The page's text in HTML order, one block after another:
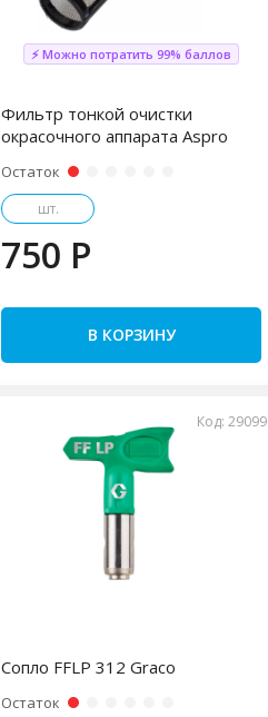
⚡ Можно потратить 99% баллов
Фильтр тонкой очистки
окрасочного аппарата Aspro
Остаток
шт.
750 P
В КОРЗИНУ
Код: 29099
Сопло FFLP 312 Graco
Остаток